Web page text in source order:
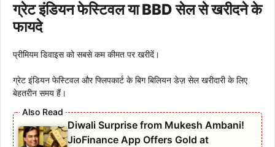
ग्रेट इंडियन फेस्टिवल या BBD सेल से खरीदने के
फायदे
प्रीमियम डिवाइस को सबसे कम कीमत पर खरीदें।
ग्रेट इंडियन फेस्टिवल और फ्लिपकार्ट के बिग बिलियन डेज़ सेल खरीदारी के लिए
बेहतरीन समय हैं।
Diwali Surprise from Mukesh Ambani!
JioFinance App Offers Gold at